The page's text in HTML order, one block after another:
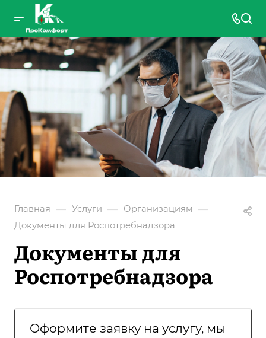
Главная — Услуги — Организациям —
Документы для Роспотребнадзора
Документы для
Роспотребнадзора
Оформите заявку на услугу, мы